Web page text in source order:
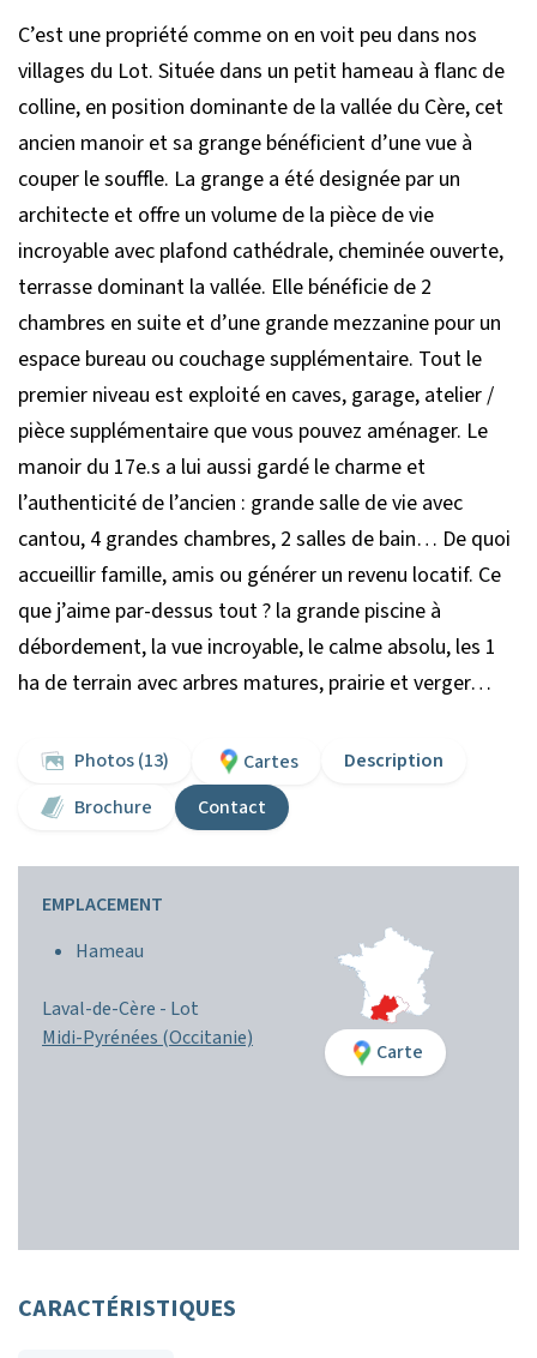
C’est une propriété comme on en voit peu dans nos
villages du Lot. Située dans un petit hameau à flanc de
colline, en position dominante de la vallée du Cère, cet
ancien manoir et sa grange bénéficient d’une vue à
couper le souffle. La grange a été designée par un
architecte et offre un volume de la pièce de vie
incroyable avec plafond cathédrale, cheminée ouverte,
terrasse dominant la vallée. Elle bénéficie de 2
chambres en suite et d’une grande mezzanine pour un
espace bureau ou couchage supplémentaire. Tout le
premier niveau est exploité en caves, garage, atelier /
pièce supplémentaire que vous pouvez aménager. Le
manoir du 17e.s a lui aussi gardé le charme et
l’authenticité de l’ancien : grande salle de vie avec
cantou, 4 grandes chambres, 2 salles de bain… De quoi
accueillir famille, amis ou générer un revenu locatif. Ce
que j’aime par-dessus tout ? la grande piscine à
débordement, la vue incroyable, le calme absolu, les 1
ha de terrain avec arbres matures, prairie et verger…
Photos (13) Cartes
Description
Brochure
Contact
EMPLACEMENT
Hameau
Laval-de-Cère - Lot
Midi-Pyrénées (Occitanie)
Carte
CARACTÉRISTIQUES